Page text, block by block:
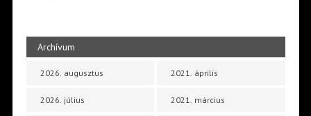
Archívum
2026. augusztus
2026. július
2021. április
2021. március